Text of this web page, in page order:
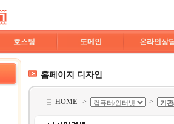
호스팅 도메인 온라인상
홈페이지 디자인
HOME > >